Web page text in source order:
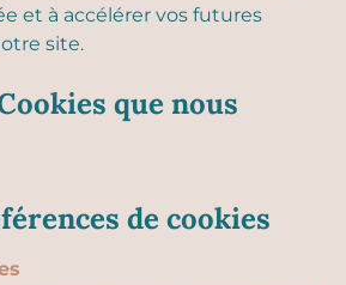
et à accélérer vos futures
site.
que nous
de cookies